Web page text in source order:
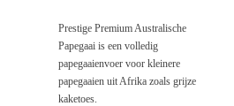
Prestige Premium Australische
Papegaai is een volledig
papegaaienvoer voor kleinere
papegaaien uit Afrika zoals grijze
kaketoes.